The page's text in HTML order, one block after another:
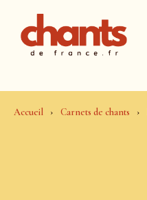
Accueil Carnets de chants